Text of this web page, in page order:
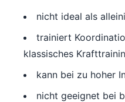
nicht ideal als
trainiert
klassisches
kann bei zu hoher
nicht geeignet bei